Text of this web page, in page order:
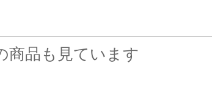
商品も見ています